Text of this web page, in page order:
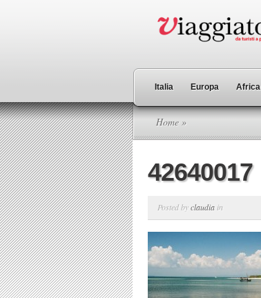
Italia Europa Africa
Home »
42640017
Posted byclaudia in